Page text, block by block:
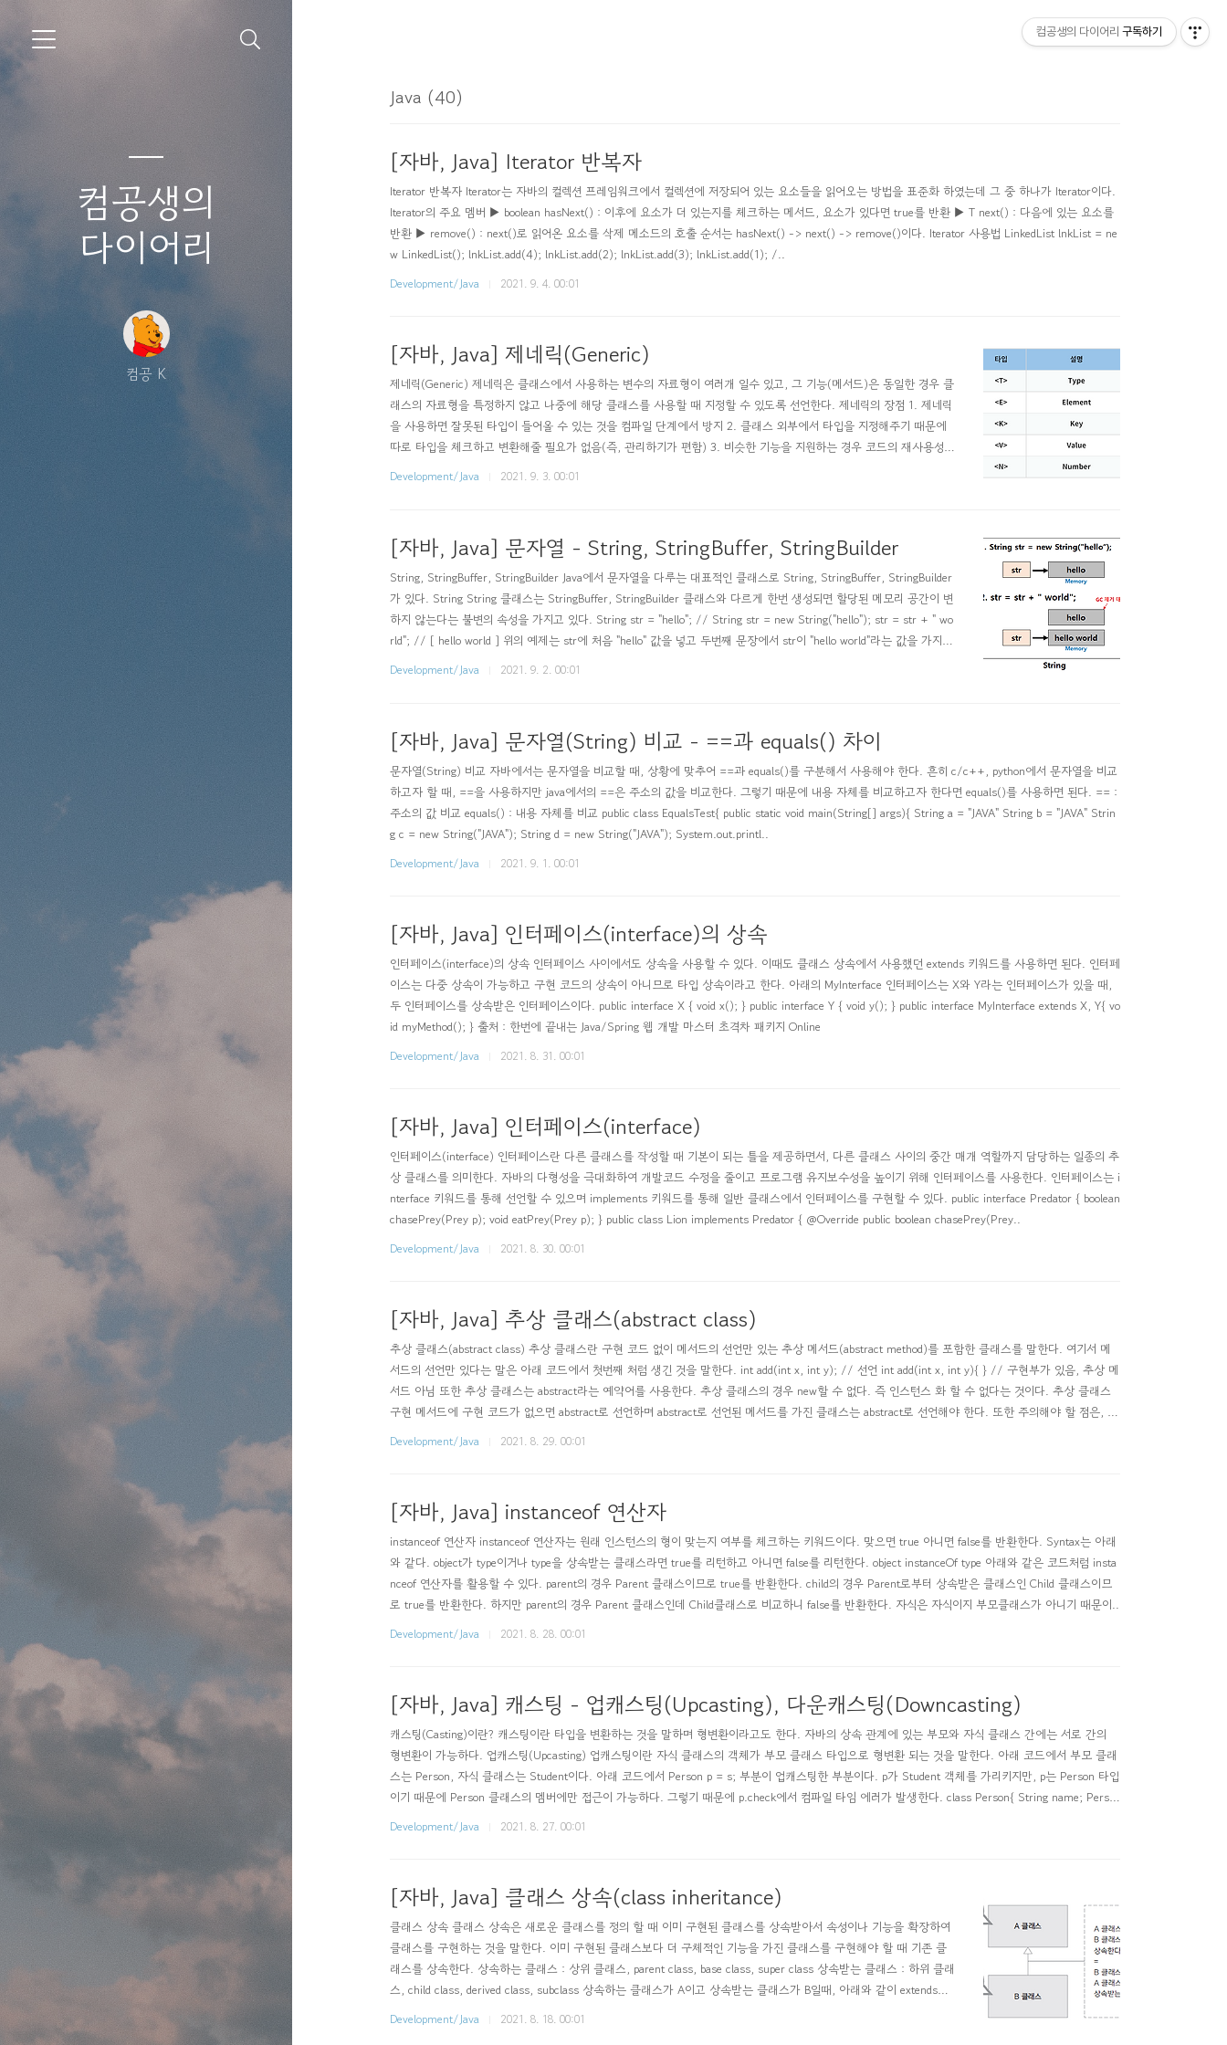
컴공생의
다이어리
컴공 K
Java (40)
[자바, Java] Iterator 반복자
Iterator 반복자 Iterator는 자바의 컬렉션 프레임워크에서 컬렉션에 저장되어 있는 요소들을 읽어오는 방법을 표준화 하였는데 그 중 하나가 Iterator이다.
Iterator의 주요 멤버 ▶ boolean hasNext() : 이후에 요소가 더 있는지를 체크하는 메서드, 요소가 있다면 true를 반환 ▶ T next() : 다음에 있는 요소를
반환 ▶ remove() : next()로 읽어온 요소를 삭제 메소드의 호출 순서는 hasNext() -> next() -> remove()이다. Iterator 사용법 LinkedList lnkList = ne
w LinkedList(); lnkList.add(4); lnkList.add(2); lnkList.add(3); lnkList.add(1); /..
Development/Java
2021. 9. 4. 00:01
[자바, Java] 제네릭(Generic)
제네릭(Generic) 제네릭은 클래스에서 사용하는 변수의 자료형이 여러개 일수 있고, 그 기능(메서드)은 동일한 경우 클
래스의 자료형을 특정하지 않고 나중에 해당 클래스를 사용할 때 지정할 수 있도록 선언한다. 제네릭의 장점 1. 제네릭
을 사용하면 잘못된 타입이 들어올 수 있는 것을 컴파일 단계에서 방지 2. 클래스 외부에서 타입을 지정해주기 때문에
따로 타입을 체크하고 변환해줄 필요가 없음(즉, 관리하기가 편함) 3. 비슷한 기능을 지원하는 경우 코드의 재사용성이
높아짐 보통 제네릭은 위의 표의 타입들이 많이 사용된다. 무조건 위처럼 사용해야 하는 것은 아니다. 하지만 암묵적인
Development/Java 2021. 9. 3. 00:01
[자바, Java] 문자열 - String, StringBuffer, StringBuilder
String, StringBuffer, StringBuilder Java에서 문자열을 다루는 대표적인 클래스로 String, StringBuffer, StringBuilder
가 있다. String String 클래스는 StringBuffer, StringBuilder 클래스와 다르게 한번 생성되면 할당된 메모리 공간이 변
하지 않는다는 불변의 속성을 가지고 있다. String str = "hello"; // String str = new String("hello"); str = str + " wo
rld"; // [ hello world ] 위의 예제는 str에 처음 "hello" 값을 넣고 두번째 문장에서 str이 "hello world"라는 값을 가지고
있는 새로운 메모리 여역을 가리키게 변경되고 처음 ..
Development/Java 2021. 9. 2. 00:01
[자바, Java] 문자열(String) 비교 - ==과 equals() 차이
문자열(String) 비교 자바에서는 문자열을 비교할 때, 상황에 맞추어 ==과 equals()를 구분해서 사용해야 한다. 흔히 c/c++, python에서 문자열을 비교
하고자 할 때, ==을 사용하지만 java에서의 ==은 주소의 값을 비교한다. 그렇기 때문에 내용 자체를 비교하고자 한다면 equals()를 사용하면 된다. == :
주소의 값 비교 equals() : 내용 자체를 비교 public class EqualsTest{ public static void main(String[] args){ String a = "JAVA" String b = "JAVA" Strin
g c = new String("JAVA"); String d = new String("JAVA"); System.out.printl..
Development/Java
2021. 9. 1. 00:01
[자바, Java] 인터페이스(interface)의 상속
인터페이스(interface)의 상속 인터페이스 사이에서도 상속을 사용할 수 있다. 이때도 클래스 상속에서 사용했던 extends 키워드를 사용하면 된다. 인터페
이스는 다중 상속이 가능하고 구현 코드의 상속이 아니므로 타입 상속이라고 한다. 아래의 MyInterface 인터페이스는 X와 Y라는 인터페이스가 있을 때,
두 인터페이스를 상속받은 인터페이스이다. public interface X { void x(); } public interface Y { void y(); } public interface MyInterface extends X, Y{ vo
id myMethod(); } 출처 : 한번에 끝내는 Java/Spring 웹 개발 마스터 초격차 패키지 Online
Development/Java
2021. 8. 31. 00:01
[자바, Java] 인터페이스(interface)
인터페이스(interface) 인터페이스란 다른 클래스를 작성할 때 기본이 되는 틀을 제공하면서, 다른 클래스 사이의 중간 매개 역할까지 담당하는 일종의 추
상 클래스를 의미한다. 자바의 다형성을 극대화하여 개발코드 수정을 줄이고 프로그램 유지보수성을 높이기 위해 인터페이스를 사용한다. 인터페이스는 i
nterface 키워드를 통해 선언할 수 있으며 implements 키워드를 통해 일반 클래스에서 인터페이스를 구현할 수 있다. public interface Predator { boolean
chasePrey(Prey p); void eatPrey(Prey p); } public class Lion implements Predator { @Override public boolean chasePrey(Prey..
Development/Java
2021. 8. 30. 00:01
[자바, Java] 추상 클래스(abstract class)
추상 클래스(abstract class) 추상 클래스란 구현 코드 없이 메서드의 선언만 있는 추상 메서드(abstract method)를 포함한 클래스를 말한다. 여기서 메
서드의 선언만 있다는 말은 아래 코드에서 첫번째 처럼 생긴 것을 말한다. int add(int x, int y); // 선언 int add(int x, int y){ } // 구현부가 있음, 추상 메
서드 아님 또한 추상 클래스는 abstract라는 예약어를 사용한다. 추상 클래스의 경우 new할 수 없다. 즉 인스턴스 화 할 수 없다는 것이다. 추상 클래스
구현 메서드에 구현 코드가 없으면 abstract로 선언하며 abstract로 선언된 메서드를 가진 클래스는 abstract로 선언해야 한다. 또한 주의해야 할 점은, 모
든 메서드가..
Development/Java 2021. 8. 29. 00:01
[자바, Java] instanceof 연산자
instanceof 연산자 instanceof 연산자는 원래 인스턴스의 형이 맞는지 여부를 체크하는 키워드이다. 맞으면 true 아니면 false를 반환한다. Syntax는 아래
와 같다. object가 type이거나 type을 상속받는 클래스라면 true를 리턴하고 아니면 false를 리턴한다. object instanceOf type 아래와 같은 코드처럼 insta
nceof 연산자를 활용할 수 있다. parent의 경우 Parent 클래스이므로 true를 반환한다. child의 경우 Parent로부터 상속받은 클래스인 Child 클래스이므
로 true를 반환한다. 하지만 parent의 경우 Parent 클래스인데 Child클래스로 비교하니 false를 반환한다. 자식은 자식이지 부모클래스가 아니기 때문이..
Development/Java
2021. 8. 28. 00:01
[자바, Java] 캐스팅 - 업캐스팅(Upcasting), 다운캐스팅(Downcasting)
캐스팅(Casting)이란? 캐스팅이란 타입을 변환하는 것을 말하며 형변환이라고도 한다. 자바의 상속 관계에 있는 부모와 자식 클래스 간에는 서로 간의
형변환이 가능하다. 업캐스팅(Upcasting) 업캐스팅이란 자식 클래스의 객체가 부모 클래스 타입으로 형변환 되는 것을 말한다. 아래 코드에서 부모 클래
스는 Person, 자식 클래스는 Student이다. 아래 코드에서 Person p = s; 부분이 업캐스팅한 부분이다. p가 Student 객체를 가리키지만, p는 Person 타입
이기 때문에 Person 클래스의 멤버에만 접근이 가능하다. 그렇기 때문에 p.check에서 컴파일 타임 에러가 발생한다. class Person{ String name; Perso
n(String name){ this.nam..
Development/Java 2021. 8. 27. 00:01
[자바, Java] 클래스 상속(class inheritance)
클래스 상속 클래스 상속은 새로운 클래스를 정의 할 때 이미 구현된 클래스를 상속받아서 속성이나 기능을 확장하여
클래스를 구현하는 것을 말한다. 이미 구현된 클래스보다 더 구체적인 기능을 가진 클래스를 구현해야 할 때 기존 클
래스를 상속한다. 상속하는 클래스 : 상위 클래스, parent class, base class, super class 상속받는 클래스 : 하위 클래
스, child class, derived class, subclass 상속하는 클래스가 A이고 상속받는 클래스가 B일때, 아래와 같이 extends를
사용해서 상속을 하면 된다. class B extends A { } * 주의 사항 * extends 키워드 뒤에는 단 하나의 클래스만 올 수 있
Development/Java 2021. 8. 18. 00:01
컴공생의 다이어리 구독하기